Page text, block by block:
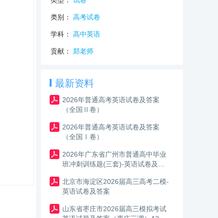
类别： 高考试卷
学科： 高中英语
贡献： 郑老师
最新资料
2026年普通高考英语试卷及答案
（全国Ⅱ卷）
2026年普通高考英语试卷及答案
（全国Ⅰ卷）
2026年广东省广州市普通高中毕业
班冲刺训练题(三套)-英语试卷及答
北京市海淀区2026届高三高考二模-
英语试卷及答案
山东省枣庄市2026届高三模拟考试